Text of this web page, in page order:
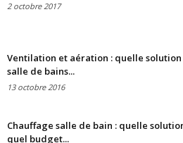
2 octobre 2017
Ventilation et aération : quelle solution
salle de bains...
13 octobre 2016
Chauffage salle de bain : quelle
quel budget...